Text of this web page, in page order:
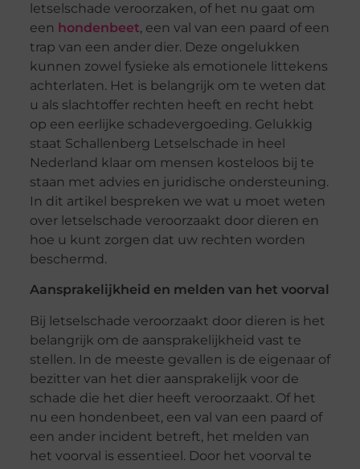
letselschade veroorzaken, of het nu gaat om
een hondenbeet, een val van een paard of een
trap van een ander dier. Deze ongelukken
kunnen zowel fysieke als emotionele littekens
achterlaten. Het is belangrijk om te weten dat
u als slachtoffer rechten heeft en recht hebt
op een eerlijke schadevergoeding. Gelukkig
staat Schallenberg Letselschade in heel
Nederland klaar om mensen kosteloos bij te
staan met advies en juridische ondersteuning.
In dit artikel bespreken we wat u moet weten
over letselschade veroorzaakt door dieren en
hoe u kunt zorgen dat uw rechten worden
beschermd.
Aansprakelijkheid en melden van het voorval
Bij letselschade veroorzaakt door dieren is het
belangrijk om de aansprakelijkheid vast te
stellen. In de meeste gevallen is de eigenaar of
bezitter van het dier aansprakelijk voor de
schade die het dier heeft veroorzaakt. Of het
nu een hondenbeet, een val van een paard of
een ander incident betreft, het melden van
het voorval is essentieel. Door het voorval te